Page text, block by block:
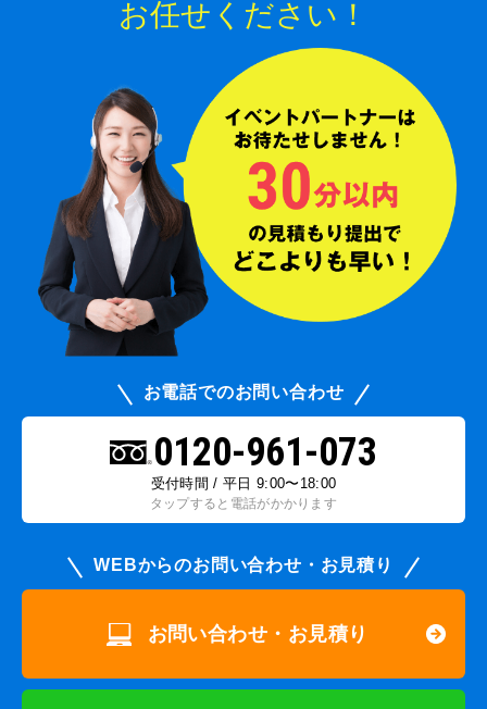
お任せください！
お電話でのお問い合わせ
0120-961-073
受付時間 / 平日 9:00〜18:00
タップすると電話がかかります
WEBからのお問い合わせ・お見積り
お問い合わせ・お見積り